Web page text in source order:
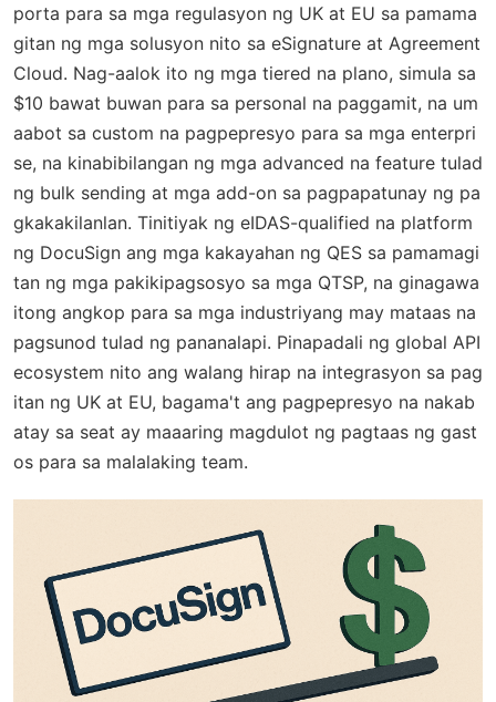
porta para sa mga regulasyon ng UK at EU sa pamama
gitan ng mga solusyon nito sa eSignature at Agreement
Cloud. Nag-aalok ito ng mga tiered na plano, simula sa
$10 bawat buwan para sa personal na paggamit, na um
aabot sa custom na pagpepresyo para sa mga enterpri
se, na kinabibilangan ng mga advanced na feature tulad
ng bulk sending at mga add-on sa pagpapatunay ng pa
gkakakilanlan. Tinitiyak ng eIDAS-qualified na platform
ng DocuSign ang mga kakayahan ng QES sa pamamagi
tan ng mga pakikipagsosyo sa mga QTSP, na ginagawa
itong angkop para sa mga industriyang may mataas na
pagsunod tulad ng pananalapi. Pinapadali ng global API
ecosystem nito ang walang hirap na integrasyon sa pag
itan ng UK at EU, bagama't ang pagpepresyo na nakab
atay sa seat ay maaaring magdulot ng pagtaas ng gast
os para sa malalaking team.